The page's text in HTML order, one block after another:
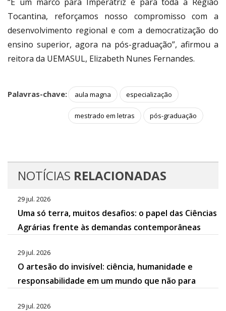
Tocantina, reforçamos nosso compromisso com a
desenvolvimento regional e com a democratização do
ensino superior, agora na pós-graduação”, afirmou a
reitora da UEMASUL, Elizabeth Nunes Fernandes.
Palavras-chave: aula magna especialização
mestrado em letras pós-graduação
NOTÍCIAS RELACIONADAS
29 jul. 2026
Uma só terra, muitos desafios: o papel das Ciências
Agrárias frente às demandas contemporâneas
29 jul. 2026
O artesão do invisível: ciência, humanidade e
responsabilidade em um mundo que não para
29 jul. 2026